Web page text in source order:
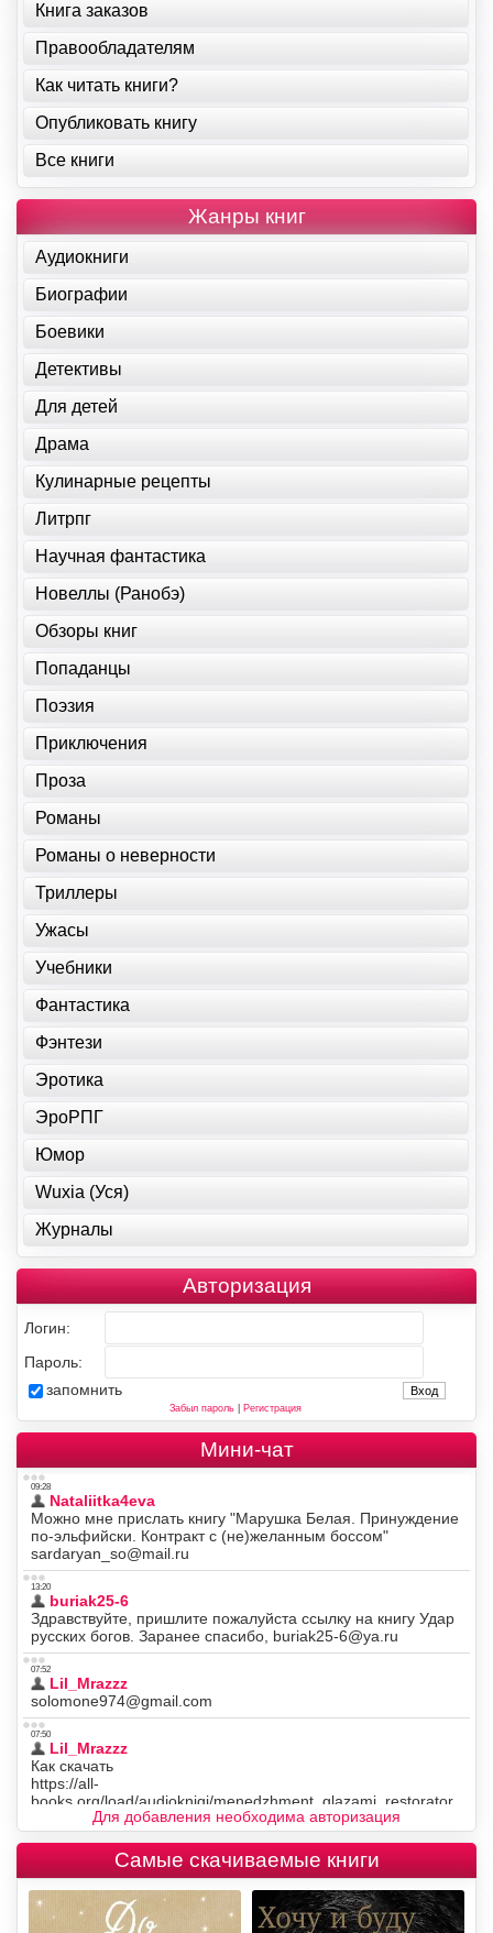
Книга заказов
Правообладателям
Как читать книги?
Опубликовать книгу
Все книги
Жанры книг
Аудиокниги
Биографии
Боевики
Детективы
Для детей
Драма
Кулинарные рецепты
Литрпг
Научная фантастика
Новеллы (Ранобэ)
Обзоры книг
Попаданцы
Поэзия
Приключения
Проза
Романы
Романы о неверности
Триллеры
Ужасы
Учебники
Фантастика
Фэнтези
Эротика
ЭроРПГ
Юмор
Wuxia (Уся)
Журналы
Авторизация
Логин:
Пароль:
запомнить
Забыл пароль| Регистрация
Мини-чат
Для добавления необходима авторизация
Самые скачиваемые книги